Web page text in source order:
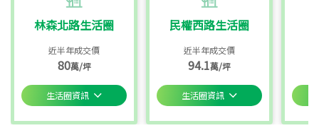
林森北路生活圈
近半年成交價
80萬/坪
生活圈資訊
民權西路生活圈
近半年成交價
94.1萬/坪
生活圈資訊